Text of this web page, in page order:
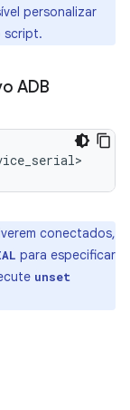
personalizar
script.
ADB
conectados,
para especificar
unset